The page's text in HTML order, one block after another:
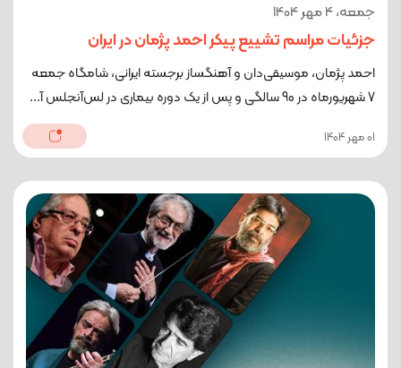
جمعه، 4 مهر 1404
جزئیات مراسم تشییع پیکر احمد پژمان در ایران
احمد پژمان، موسیقی‌دان و آهنگساز برجسته ایرانی، شامگاه جمعه
7 شهریورماه در 90 سالگی و پس از یک دوره بیماری در لس‌آنجلس آ...
01 مهر 1404